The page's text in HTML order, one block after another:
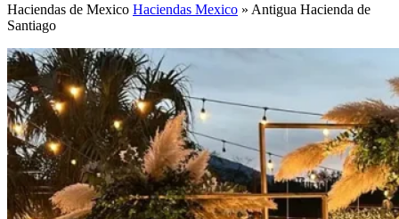
Haciendas de Mexico Haciendas Mexico » Antigua Hacienda de
Santiago